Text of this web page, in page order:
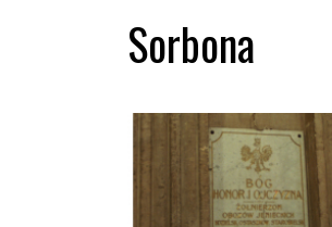
Sorbona